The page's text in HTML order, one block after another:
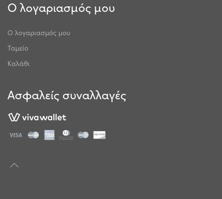
Ο λογαριασμός μου
Ο λογαριασμός μου
Ταμείο
Καλάθι
Ασφαλείς συναλλαγές